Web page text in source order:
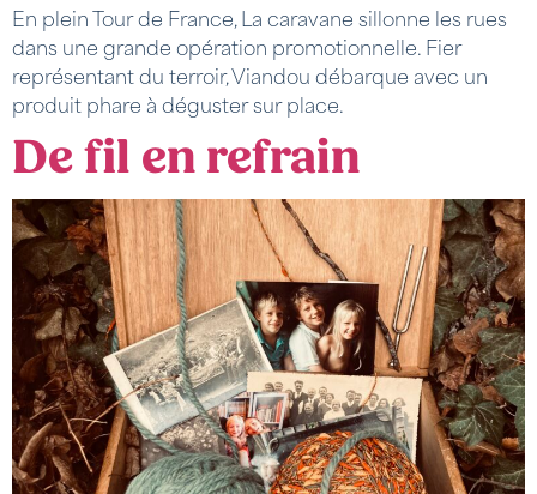
En plein Tour de France, La caravane sillonne les rues
dans une grande opération promotionnelle. Fier
représentant du terroir, Viandou débarque avec un
produit phare à déguster sur place.
De fil en refrain